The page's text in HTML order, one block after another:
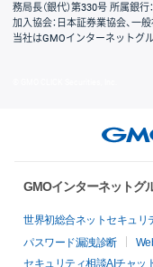
務局長（銀代）第330号 所属銀
加入協会：日本証券業協会、一
当社はGMOインターネットグ
GMOインターネットグ
世界初総合ネットセキュリ
パスワード漏洩診断
セキュリティ相談AIチャッ